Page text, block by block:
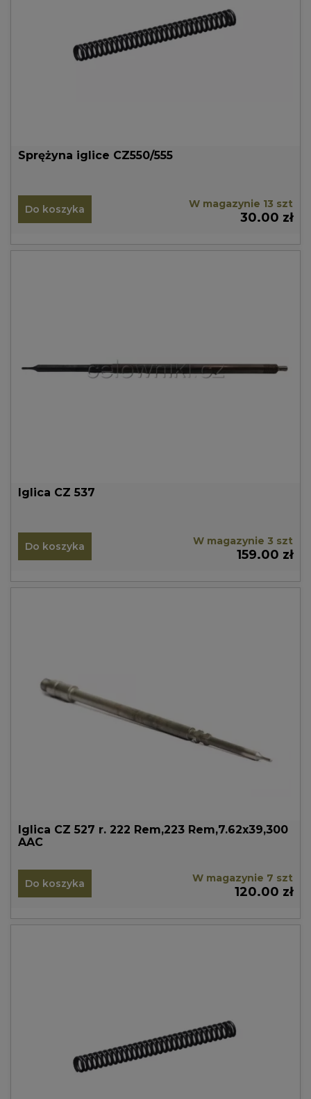
Sprężyna iglice CZ550/555
Do koszyka W magazynie 13 szt
30.00 zł
Iglica CZ 537
Do koszyka W magazynie 3 szt
159.00 zł
Iglica CZ 527 r. 222 Rem,223 Rem,7.62x39,300
AAC
Do koszyka W magazynie 7 szt
120.00 zł